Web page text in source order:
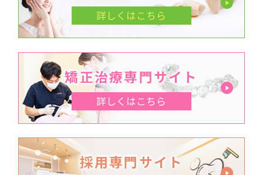
詳しくはこちら
矯正治療専門サイト
詳しくはこちら
採用専門サイト